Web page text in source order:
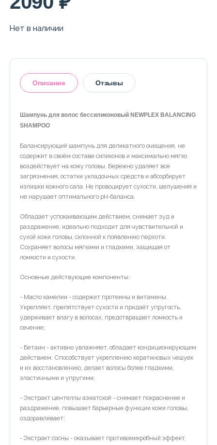
Доставка и оплата
Контактная информация
Телефон Whats’APP
Нет в наличии
Описание Отзывы
Шампунь для волос бессиликоновый NEWPLEX BALANCING
SHAMPOO
Балансирующий шампунь для деликатного очищения, не
содержит в своём составе силиконов и максимально мягко
воздействует на кожу головы. Бережно удаляет все
загрязнения, остатки укладочных средств и абсорбирует
излишки кожного сала. Не провоцирует сухости, шелушения и
не нарушает оптимального pH-баланса.
Обладает успокаивающим действием, снимает зуд и
раздражение, идеально подходит для чувствительной и
сухой кожи головы, склонной к появлению перхоти.
Сохраняет волосы мягкими и гладкими, защищая от
ломкости и сухости.
Основные действующие компоненты:
- Масло камелии - содержит протеины и витамины.
Укрепляет, препятствует сухости и придаёт упругость,
удерживает влагу в волосах, предотвращает ломкость и
сечение;
- Бетаин - активно увлажняет, обладает кондиционирующим
действием. Способствует укреплению кератиновых чешуек
и их восстановлению, делает волосы более гладкими,
эластичными и упругими;
- Экстракт центеллы азиатской - снимает покраснение и
раздражение, повышает барьерные функции кожи головы,
оздоравливает;
- Экстракт сосны - оказывает противомикробный эффект,